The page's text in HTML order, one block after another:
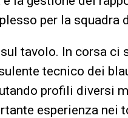
per la squadra
tavolo. In corsa ci
tecnico dei
profili diversi
esperienza nei